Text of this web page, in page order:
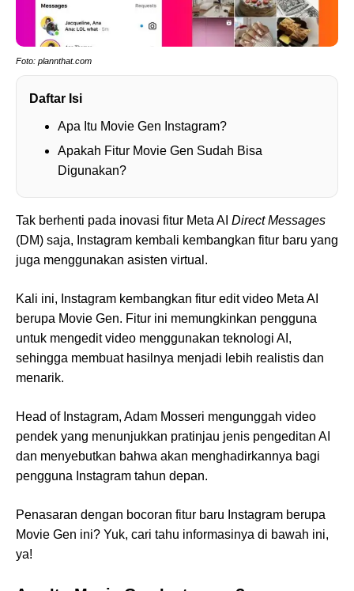
Foto: plannthat.com
Daftar Isi
Apa Itu Movie Gen Instagram?
Apakah Fitur Movie Gen Sudah Bisa
Digunakan?
Tak berhenti pada inovasi fitur Meta AI Direct Messages
(DM) saja, Instagram kembali kembangkan fitur baru yang
juga menggunakan asisten virtual.
Kali ini, Instagram kembangkan fitur edit video Meta AI
berupa Movie Gen. Fitur ini memungkinkan pengguna
untuk mengedit video menggunakan teknologi AI,
sehingga membuat hasilnya menjadi lebih realistis dan
menarik.
Head of Instagram, Adam Mosseri mengunggah video
pendek yang menunjukkan pratinjau jenis pengeditan AI
dan menyebutkan bahwa akan menghadirkannya bagi
pengguna Instagram tahun depan.
Penasaran dengan bocoran fitur baru Instagram berupa
Movie Gen ini? Yuk, cari tahu informasinya di bawah ini,
ya!